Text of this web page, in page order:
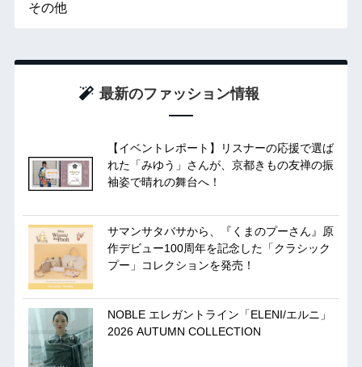
その他
最新のファッション情報
【イベントレポート】リスナーの応援で選ば
れた「みゆう」さんが、京都きもの友禅の振
袖姿で晴れの舞台へ！
サマンサタバサから、『くまのプーさん』原
作デビュー100周年を記念した「クラシック
プー」コレクションを発売！
NOBLE エレガントライン「ELENI/エルニ」
2026 AUTUMN COLLECTION